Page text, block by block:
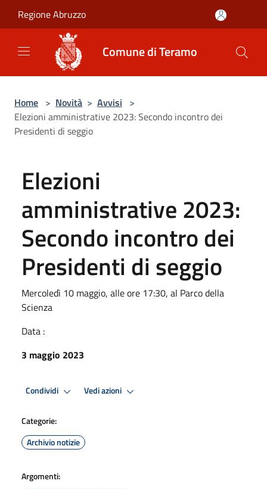
Regione Abruzzo
Comune di Teramo
Home > Novità > Avvisi >
Elezioni amministrative 2023: Secondo incontro dei
Presidenti di seggio
Elezioni
amministrative 2023:
Secondo incontro dei
Presidenti di seggio
Mercoledì 10 maggio, alle ore 17:30, al Parco della
Scienza
Data :
3 maggio 2023
Condividi Vedi azioni
Categorie:
Archivio notizie
Argomenti: